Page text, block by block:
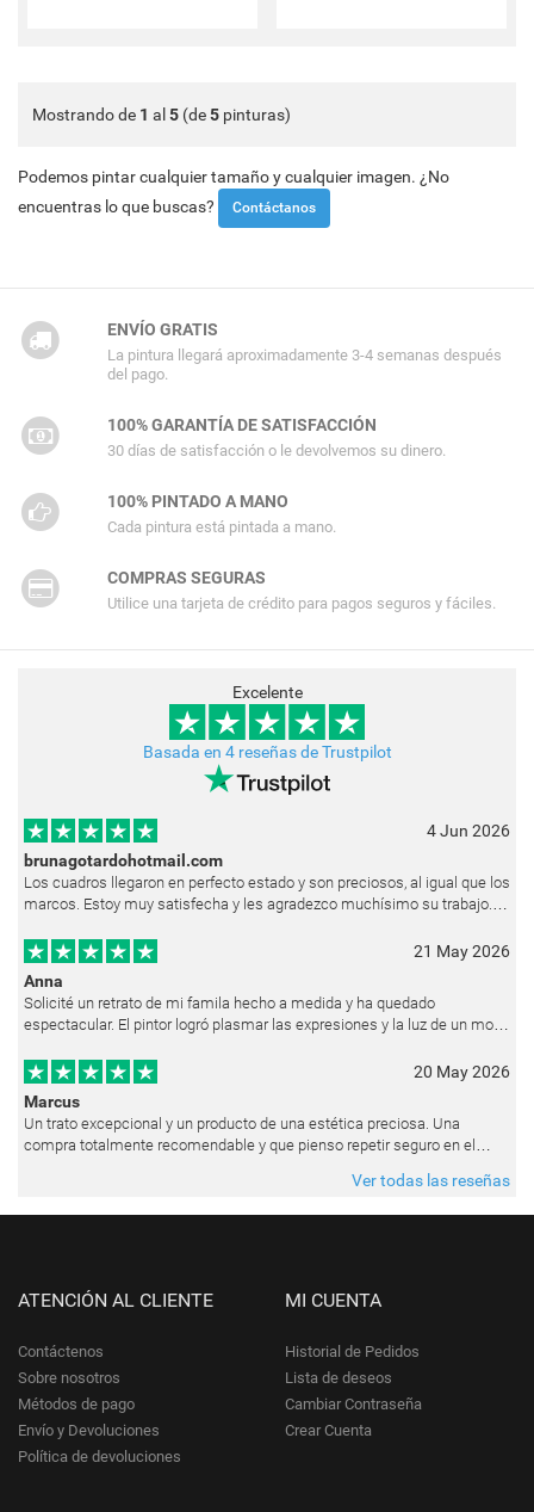
Mostrando de 1 al 5 (de5 pinturas)
Podemos pintar cualquier tamaño y cualquier imagen. ¿No
encuentras lo que buscas?
Contáctanos
ENVÍO GRATIS
La pintura llegará aproximadamente 3-4 semanas después
del pago.
100% GARANTÍA DE SATISFACCIÓN
30 días de satisfacción o le devolvemos su dinero.
100% PINTADO A MANO
Cada pintura está pintada a mano.
COMPRAS SEGURAS
Utilice una tarjeta de crédito para pagos seguros y fáciles.
Excelente
Basada en 4 reseñas de Trustpilot
4 Jun 2026
brunagotardohotmail.com
Los cuadros llegaron en perfecto estado y son preciosos, al igual que los
marcos. Estoy muy satisfecha y les agradezco muchísimo su trabajo.
21 May 2026
Anna
Solicité un retrato de mi famila hecho a medida y ha quedado
espectacular. El pintor logró plasmar las expresiones y la luz de un modo
20 May 2026
Marcus
Un trato excepcional y un producto de una estética preciosa. Una
compra totalmente recomendable y que pienso repetir seguro en el
Ver todas las reseñas
ATENCIÓN AL CLIENTE
Contáctenos
Sobre nosotros
Métodos de pago
Envío y Devoluciones
Política de devoluciones
MI CUENTA
Historial de Pedidos
Lista de deseos
Cambiar Contraseña
Crear Cuenta